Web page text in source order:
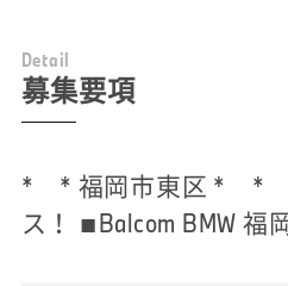
Detail
募集要項
* * 福岡市東区 * *
ス！ ■Balcom BMW 福